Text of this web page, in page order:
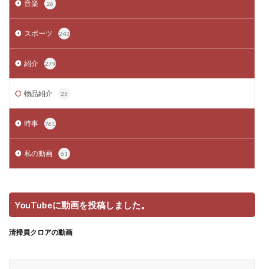
音楽 26
スポーツ 243
紹介 279
物品紹介 25
時事 761
私の動画 61
YouTubeに動画を投稿しました。
清掃員クロアの動画